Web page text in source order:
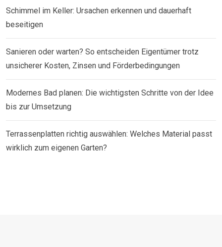
Schimmel im Keller: Ursachen erkennen und dauerhaft
beseitigen
Sanieren oder warten? So entscheiden Eigentümer trotz
unsicherer Kosten, Zinsen und Förderbedingungen
Modernes Bad planen: Die wichtigsten Schritte von der Idee
bis zur Umsetzung
Terrassenplatten richtig auswählen: Welches Material passt
wirklich zum eigenen Garten?